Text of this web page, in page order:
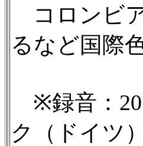
コロンビ
るなど国際
※録音：
ク（ドイツ）